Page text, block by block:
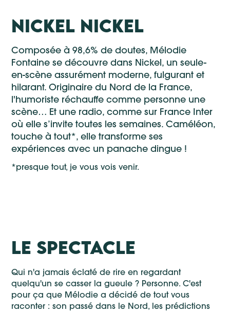
NICKEL NICKEL
Composée à 98,6% de doutes, Mélodie
Fontaine se découvre dans Nickel, un seule-
en-scène assurément moderne, fulgurant et
hilarant. Originaire du Nord de la France,
l'humoriste réchauffe comme personne une
scène… Et une radio, comme sur France Inter
où elle s’invite toutes les semaines. Caméléon,
touche à tout*, elle transforme ses
expériences avec un panache dingue !
*presque tout, je vous vois venir.
LE SPECTACLE
Qui n'a jamais éclaté de rire en regardant
quelqu'un se casser la gueule ? Personne. C'est
pour ça que Mélodie a décidé de tout vous
raconter : son passé dans le Nord, les prédictions